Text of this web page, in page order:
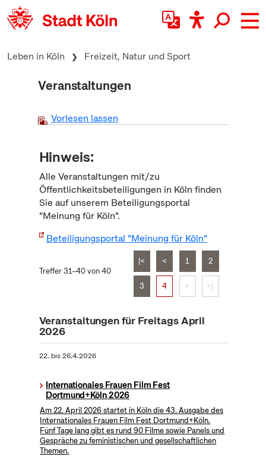
zum Inhalt springen
Leben in Köln Freizeit, Natur und Sport
Veranstaltungen
Vorlesen lassen
Hinweis:
Alle Veranstaltungen mit/zu
Öffentlichkeitsbeteiligungen in Köln finden
Sie auf unserem Beteiligungsportal
"Meinung für Köln".
Beteiligungsportal "Meinung für Köln"
Treffer 31–40 von 40
|< < 1 2
3 4 > >|
Veranstaltungen für Freitags April
2026
22. bis26.4.2026
Internationales Frauen Film Fest
Dortmund+Köln 2026
Am 22. April 2026 startet in Köln die 43. Ausgabe des
Internationales Frauen Film Fest Dortmund+Köln.
Fünf Tage lang gibt es rund 90 Filme sowie Panels und
Gespräche zu feministischen und gesellschaftlichen
Themen.